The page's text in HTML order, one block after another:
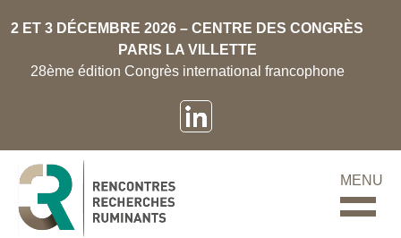
2 ET 3 DÉCEMBRE 2026 – CENTRE DES CONGRÈS
PARIS LA VILLETTE
28ème édition Congrès international francophone
MENU